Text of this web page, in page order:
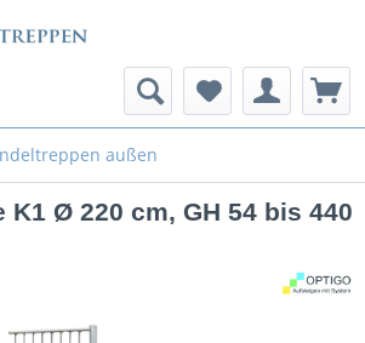
außen
K1 Ø 220 cm, GH 54 bis 440